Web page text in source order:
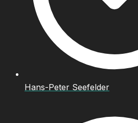
Hans-Peter Seefelder